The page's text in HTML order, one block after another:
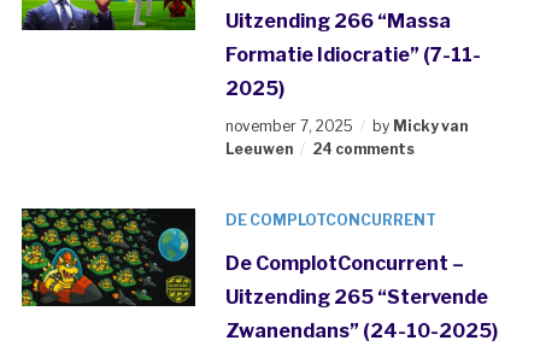
Uitzending 266 “Massa
Formatie Idiocratie” (7-11-
2025)
november 7, 2025 by Micky van
Leeuwen
24 comments
DE COMPLOTCONCURRENT
De ComplotConcurrent –
Uitzending 265 “Stervende
Zwanendans” (24-10-2025)